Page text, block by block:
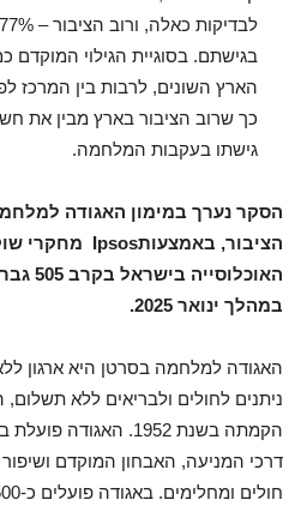
בגישתם. בסוגיית הגילוי המוקדם
הארץ השונים, לרבות בין המרכז
כך שרוב הציבור בארץ מבין את
גישתו בעקבות המלחמה.
הסקר נערך במימון האגודה
הציבור, באמצעותIpsos מחקרי
במהלך ינואר 2025.
האגודה למלחמה בסרטן היא ארגון ללא
ניתנים לחולים ולבריאים ללא תשלום,
הקמתה בשנת 1952.
דרכי המניעה, האבחון המוקדם